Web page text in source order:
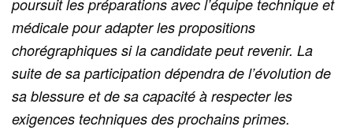
poursuit les préparations avec l’équipe technique et
médicale pour adapter les propositions
chorégraphiques si la candidate peut revenir. La
suite de sa participation dépendra de l’évolution de
sa blessure et de sa capacité à respecter les
exigences techniques des prochains primes.